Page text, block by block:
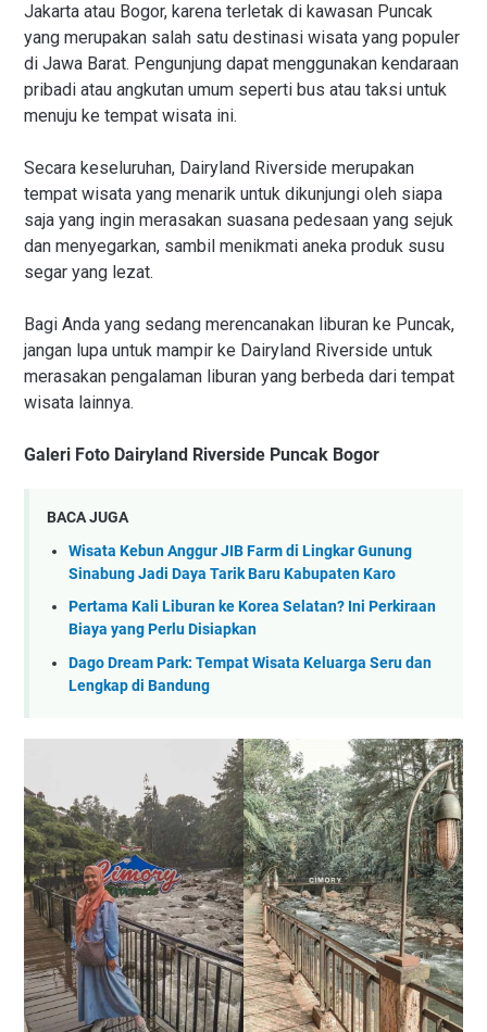
Jakarta atau Bogor, karena terletak di kawasan Puncak
yang merupakan salah satu destinasi wisata yang populer
di Jawa Barat. Pengunjung dapat menggunakan kendaraan
pribadi atau angkutan umum seperti bus atau taksi untuk
menuju ke tempat wisata ini.
Secara keseluruhan, Dairyland Riverside merupakan
tempat wisata yang menarik untuk dikunjungi oleh siapa
saja yang ingin merasakan suasana pedesaan yang sejuk
dan menyegarkan, sambil menikmati aneka produk susu
segar yang lezat.
Bagi Anda yang sedang merencanakan liburan ke Puncak,
jangan lupa untuk mampir ke Dairyland Riverside untuk
merasakan pengalaman liburan yang berbeda dari tempat
wisata lainnya.
Galeri Foto Dairyland Riverside Puncak Bogor
BACA JUGA
Wisata Kebun Anggur JIB Farm di Lingkar Gunung
Sinabung Jadi Daya Tarik Baru Kabupaten Karo
Pertama Kali Liburan ke Korea Selatan? Ini Perkiraan
Biaya yang Perlu Disiapkan
Dago Dream Park: Tempat Wisata Keluarga Seru dan
Lengkap di Bandung